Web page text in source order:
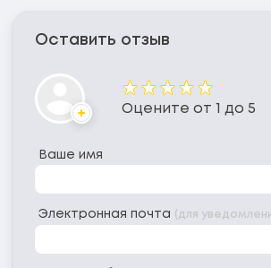
Оставить отзыв
Аватар
Оценка
Оцените от 1 до 5
Ваше имя
Электронная почта (для